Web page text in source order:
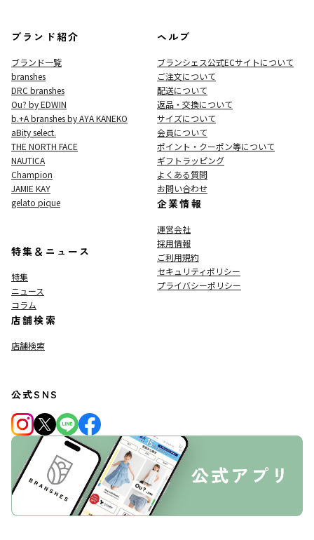
ブランド紹介
ブランド一覧
branshes
DRC branshes
Ou? by EDWIN
b.+A branshes by AYA KANEKO
aBity select.
THE NORTH FACE
NAUTICA
Champion
JAMIE KAY
gelato pique
特集＆ニュース
特集
ニュース
コラム
店舗検索
店舗検索
ヘルプ
ブランシェス公式ECサイトについて
ご注文について
配送について
返品・交換について
サイズについて
会員について
ポイント・クーポン等について
ギフトラッピング
よくある質問
お問い合わせ
企業情報
運営会社
採用情報
ご利用規約
セキュリティポリシー
プライバシーポリシー
公式SNS